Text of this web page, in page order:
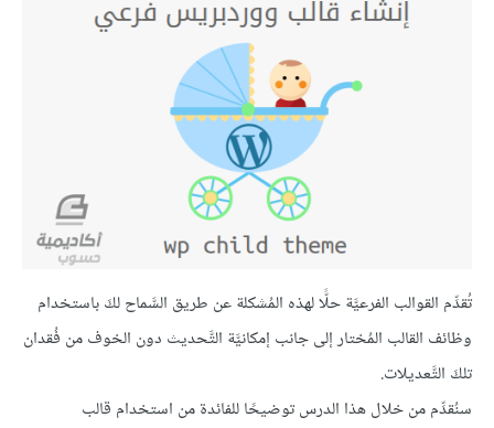
تُقدِّم القوالب الفرعيَّة حلًّا لهذه المُشكلة عن طريق السَّماح لكَ باستخدام
وظائف القالب المُختار إلى جانب إمكانيَّة التَّحديث دون الخوف من فُقدان
تلكَ التَّعديلات.
سنُقدِّم من خلال هذا الدرس توضيحًا للفائدة من استخدام قالب